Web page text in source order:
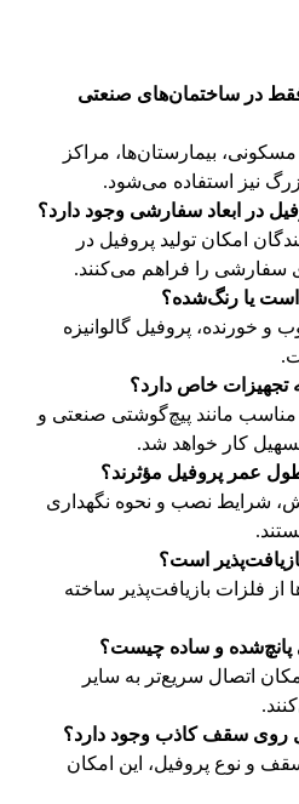
فقط در ساختمان‌های صنعتی
بیمارستان‌ها، مراکز
نیز استفاده می‌شود.
در ابعاد سفارشی وجود دارد؟
امکان تولید پروفیل در
سفارشی را فراهم می‌کنند.
است یا رنگ‌شده؟
خورنده، پروفیل گالوانیزه
تجهیزات خاص دارد؟
مناسب مانند پیچ‌گوشتی صنعتی و
کار خواهد شد.
عمر پروفیل مؤثرند؟
شرایط نصب و نحوه نگهداری
است؟
از فلزات بازیافت‌پذیر ساخته
پانچ‌شده و ساده چیست؟
اتصال سریع‌تر به سایر
روی سقف کاذب وجود دارد؟
و نوع پروفیل، این امکان